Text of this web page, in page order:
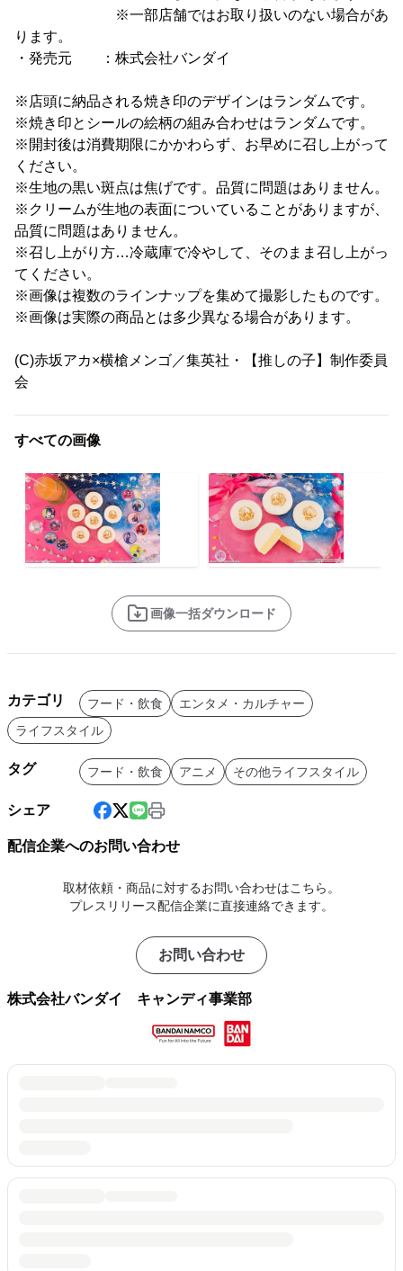
※一部店舗ではお取り扱いのない場合があ
ります。
・発売元 ：株式会社バンダイ
※店頭に納品される焼き印のデザインはランダムです。
※焼き印とシールの絵柄の組み合わせはランダムです。
※開封後は消費期限にかかわらず、お早めに召し上がって
ください。
※生地の黒い斑点は焦げです。品質に問題はありません。
※クリームが生地の表面についていることがありますが、
品質に問題はありません。
※召し上がり方…冷蔵庫で冷やして、そのまま召し上がっ
てください。
※画像は複数のラインナップを集めて撮影したものです。
※画像は実際の商品とは多少異なる場合があります。
(C)赤坂アカ×横槍メンゴ／集英社・【推しの子】制作委員
会
すべての画像
画像一括ダウンロード
カテゴリ フード・飲食
エンタメ・カルチャー
ライフスタイル
タグ フード・飲食 アニメ その他ライフスタイル
シェア
配信企業へのお問い合わせ
取材依頼・商品に対するお問い合わせはこちら。
プレスリリース配信企業に直接連絡できます。
お問い合わせ
株式会社バンダイ キャンディ事業部